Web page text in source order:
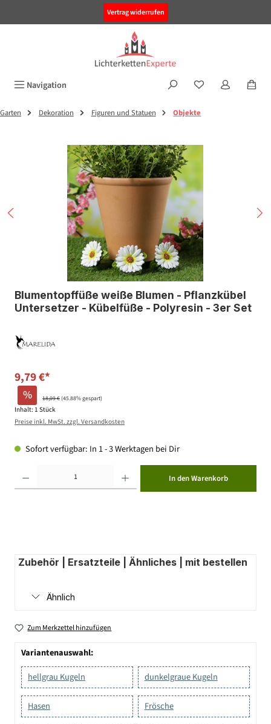
Vertrag widerrufen
Navigation
Garten Dekoration Figuren und Statuen Objekte
Bildergalerie überspringen
Blumentopffüße weiße Blumen - Pflanzkübel
Untersetzer - Kübelfüße - Polyresin - 3er Set
9,79 €*
% 18,09 €(45.88% gespart)
Inhalt: 1 Stück
Preise inkl. MwSt. zzgl. Versandkosten
Sofort verfügbar: In 1 - 3 Werktagen bei Dir
In den Warenkorb
Zubehör | Ersatzteile | Ähnliches | mit bestellen
Ähnlich
Zum Merkzettel hinzufügen
Variantenauswahl:
hellgrau Kugeln
dunkelgraue Kugeln
Hasen Frösche